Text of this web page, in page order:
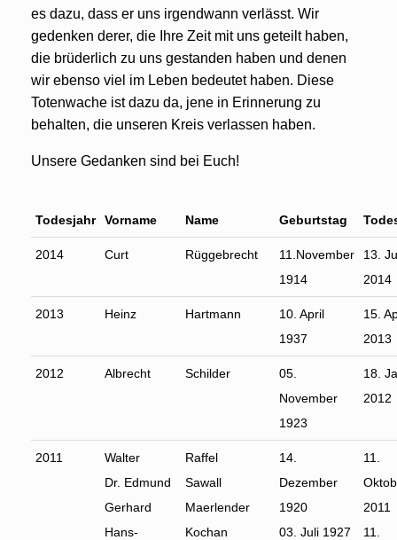
es dazu, dass er uns irgendwann verlässt. Wir
gedenken derer, die Ihre Zeit mit uns geteilt haben,
die brüderlich zu uns gestanden haben und denen
wir ebenso viel im Leben bedeutet haben. Diese
Totenwache ist dazu da, jene in Erinnerung zu
behalten, die unseren Kreis verlassen haben.
Unsere Gedanken sind bei Euch!
Todesjahr Vorname Name Geburtstag
2014 Curt Rüggebrecht
11.November
1914
13.
2014
2013 Heinz Hartmann
10. April
1937
15.
2013
2012 Albrecht Schilder
05.
November
1923
18.
2012
2011
Walter
Dr. Edmund
Gerhard
Hans-
Raffel
Sawall
Maerlender
Kochan
14.
Dezember
1920
03. Juli 1927
11.
2011
11.